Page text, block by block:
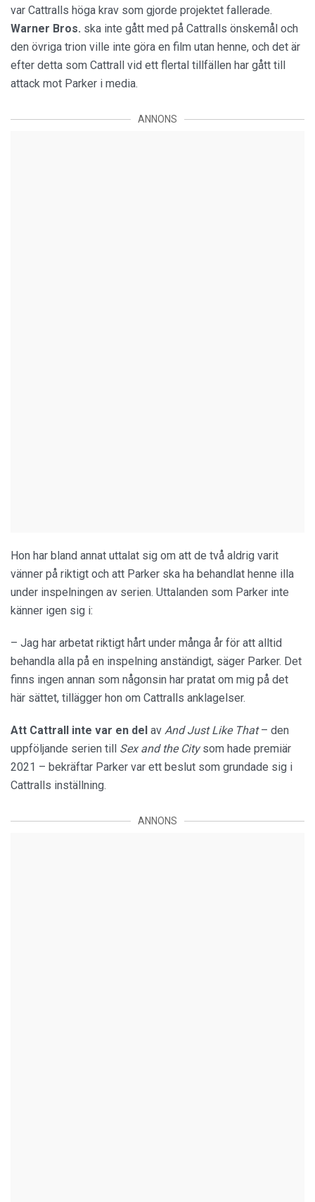
var Cattralls höga krav som gjorde projektet fallerade.
Warner Bros. ska inte gått med på Cattralls önskemål och
den övriga trion ville inte göra en film utan henne, och det är
efter detta som Cattrall vid ett flertal tillfällen har gått till
attack mot Parker i media.
ANNONS
Hon har bland annat uttalat sig om att de två aldrig varit
vänner på riktigt och att Parker ska ha behandlat henne illa
under inspelningen av serien. Uttalanden som Parker inte
känner igen sig i:
– Jag har arbetat riktigt hårt under många år för att alltid
behandla alla på en inspelning anständigt, säger Parker. Det
finns ingen annan som någonsin har pratat om mig på det
här sättet, tillägger hon om Cattralls anklagelser.
Att Cattrall inte var en del av And Just Like That– den
uppföljande serien till Sex and the Citysom hade premiär
2021 – bekräftar Parker var ett beslut som grundade sig i
Cattralls inställning.
ANNONS